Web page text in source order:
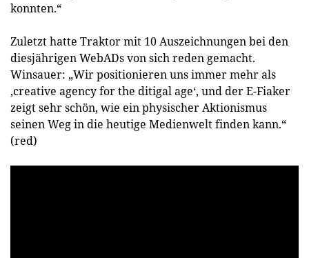
konnten.“
Zuletzt hatte Traktor mit 10 Auszeichnungen bei den
diesjährigen WebADs von sich reden gemacht.
Winsauer: „Wir positionieren uns immer mehr als
,creative agency for the ditigal age‘, und der E-Fiaker
zeigt sehr schön, wie ein physischer Aktionismus
seinen Weg in die heutige Medienwelt finden kann.“
(red)